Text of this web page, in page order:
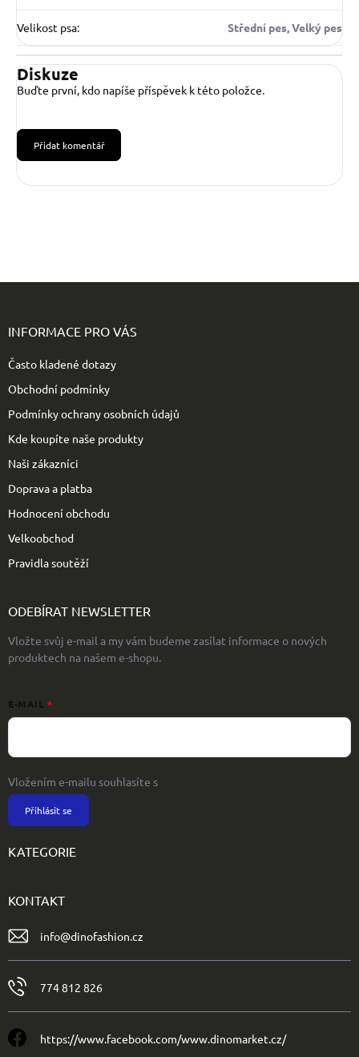
Velikost psa: Střední pes, Velký pes
Diskuze
Buďte první, kdo napíše příspěvek k této položce.
Přidat komentář
INFORMACE PRO VÁS
Často kladené dotazy
Obchodní podmínky
Podmínky ochrany osobních údajů
Kde koupíte naše produkty
Naši zákazníci
Doprava a platba
Hodnocení obchodu
Velkoobchod
Pravidla soutěží
ODEBÍRAT NEWSLETTER
Vložte svůj e-mail a my vám budeme zasílat informace o nových
produktech na našem e-shopu.
E-MAIL
Vložením e-mailu souhlasíte s
Přihlásit se
KATEGORIE
KONTAKT
info@dinofashion.cz
774 812 826
https://www.facebook.com/www.dinomarket.cz/